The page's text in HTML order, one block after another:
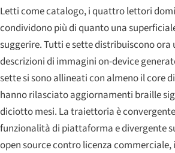
Letti come catalogo, i quattro lettori
condividono più di quanto una
suggerire. Tutti e sette distribuiscono ora
descrizioni di immagini on-device
sette si sono allineati con almeno il core
hanno rilasciato aggiornamenti braille
diciotto mesi. La traiettoria è
funzionalità di piattaforma e divergente
open source contro licenza